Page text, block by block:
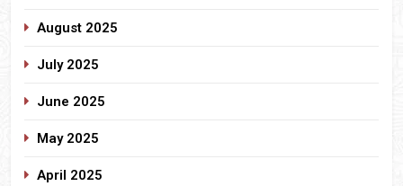
August 2025
July 2025
June 2025
May 2025
April 2025